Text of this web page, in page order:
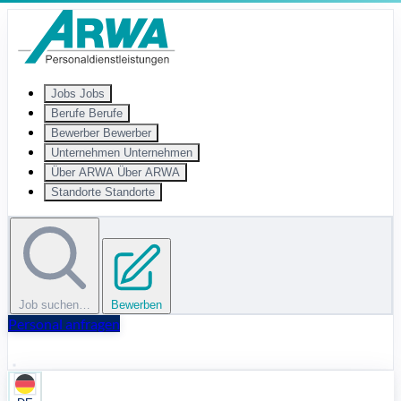
Zum Hauptinhalt springen
Jobs Jobs
Berufe Berufe
Bewerber Bewerber
Unternehmen Unternehmen
Über ARWA Über ARWA
Standorte Standorte
Job suchen… Bewerben
Personal anfragen